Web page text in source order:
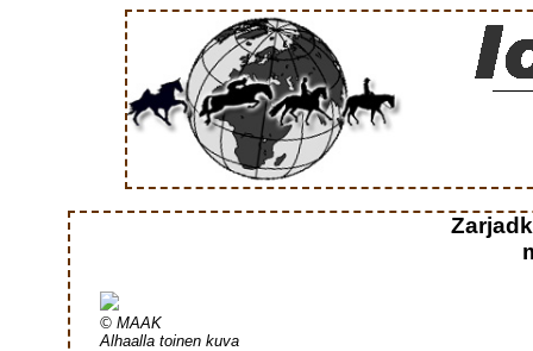
© MAAK
Alhaalla toinen kuva